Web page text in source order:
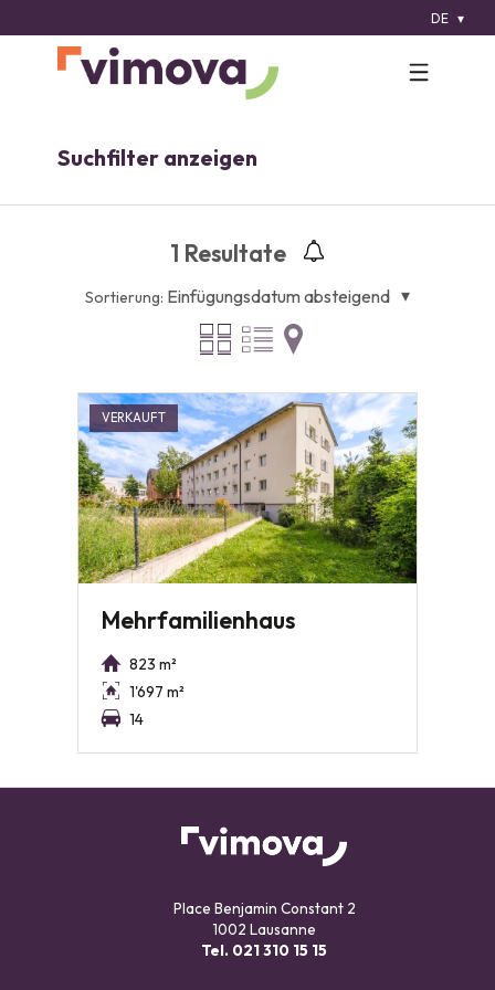
DE
Suchfilter anzeigen
1 Resultate
Sortierung: Einfügungsdatum absteigend
VERKAUFT
Mehrfamilienhaus
823 m²
1'697 m²
14
Place Benjamin Constant 2
1002 Lausanne
Tel. 021 310 15 15